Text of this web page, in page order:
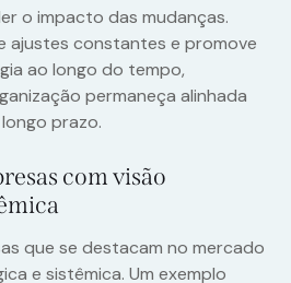
o impacto das mudanças.
ajustes constantes e promove
ao longo do tempo,
permaneça alinhada
prazo.
com visão
que se destacam no mercado
e sistêmica. Um exemplo